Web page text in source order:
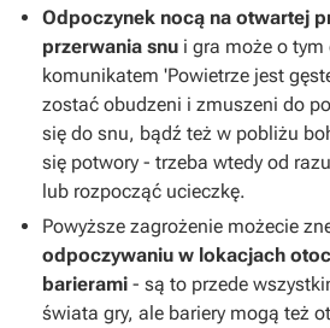
Odpoczynek nocą na otwartej
przerwania snu i gra może o
komunikatem 'Powietrze jest
zostać obudzeni i zmuszeni do
się do snu, bądź też w pobliżu
się potwory - trzeba wtedy od
lub rozpocząć ucieczkę.
Powyższe zagrożenie możecie
odpoczywaniu w lokacjach
barierami - są to przede
świata gry, ale bariery mogą też